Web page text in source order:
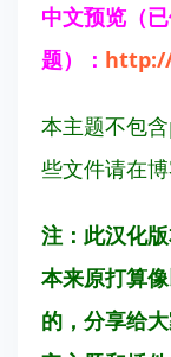
中文预览（
题）：
本主题不包
些文件请在
注：此汉化
本来原打算
的，分享给